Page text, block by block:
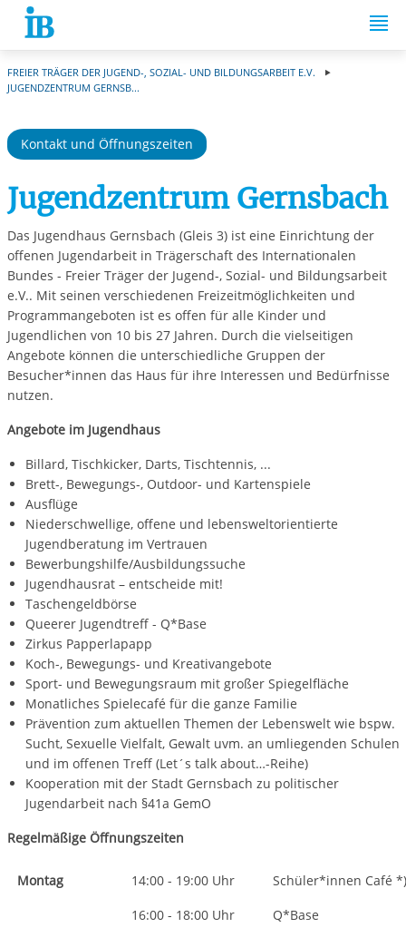
Springe zum Inhalt
FREIER TRÄGER DER JUGEND-, SOZIAL- UND BILDUNGSARBEIT E.V.
JUGENDZENTRUM GERNSB...
Kontakt und Öffnungszeiten
Jugendzentrum Gernsbach
Das Jugendhaus Gernsbach (Gleis 3) ist eine Einrichtung der
offenen Jugendarbeit in Trägerschaft des Internationalen
Bundes - Freier Träger der Jugend-, Sozial- und Bildungsarbeit
e.V.. Mit seinen verschiedenen Freizeitmöglichkeiten und
Programmangeboten ist es offen für alle Kinder und
Jugendlichen von 10 bis 27 Jahren. Durch die vielseitigen
Angebote können die unterschiedliche Gruppen der
Besucher*innen das Haus für ihre Interessen und Bedürfnisse
nutzen.
Angebote im Jugendhaus
Billard, Tischkicker, Darts, Tischtennis, ...
Brett-, Bewegungs-, Outdoor- und Kartenspiele
Ausflüge
Niederschwellige, offene und lebensweltorientierte
Jugendberatung im Vertrauen
Bewerbungshilfe/Ausbildungssuche
Jugendhausrat – entscheide mit!
Taschengeldbörse
Queerer Jugendtreff - Q*Base
Zirkus Papperlapapp
Koch-, Bewegungs- und Kreativangebote
Sport- und Bewegungsraum mit großer Spiegelfläche
Monatliches Spielecafé für die ganze Familie
Prävention zum aktuellen Themen der Lebenswelt wie bspw.
Sucht, Sexuelle Vielfalt, Gewalt uvm. an umliegenden Schulen
und im offenen Treff (Let´s talk about…-Reihe)
Kooperation mit der Stadt Gernsbach zu politischer
Jugendarbeit nach §41a GemO
Regelmäßige Öffnungszeiten
Montag
14:00 - 19:00 Uhr
16:00 - 18:00 Uhr
Schüler*innen Café *)
Q*Base